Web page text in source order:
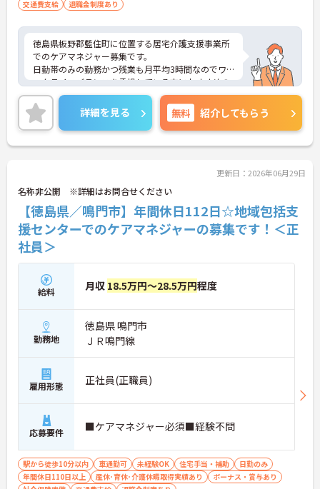
交通費支給
退職金制度あり
徳島県板野郡藍住町に位置する居宅介護支援事業所
でのケアマネジャー募集です。
日勤帯のみの勤務かつ残業も月平均3時間なのでワ
ークライフバランスを重視している方におすすめの
求人です♪
ご興味のある方はご面接のポイントお伝えしますの
でご気軽にお問合せください。
詳細を見る 無料 紹介してもらう
更新日：2026年06月29日
名称非公開 ※詳細はお問合せください
【徳島県／鳴門市】年間休日112日☆地域包括支
援センターでのケアマネジャーの募集です！＜正
社員＞
給料 月収 18.5万円～28.5万円程度
勤務地
徳島県 鳴門市
ＪＲ鳴門線
雇用形態 正社員(正職員)
応募要件 ■ケアマネジャー必須■経験不問
駅から徒歩10分以内 車通勤可 未経験OK 住宅手当・補助
日勤のみ
年間休日110日以上
産休･育休･介護休暇取得実績あり
ボーナス・賞与あり